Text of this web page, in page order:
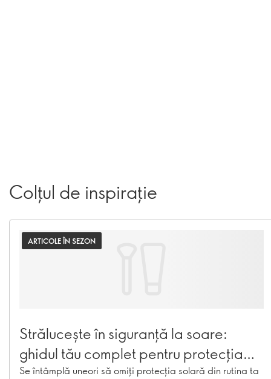
Colțul de inspirație
ARTICOLE ÎN SEZON
Strălucește în siguranță la soare:
ghidul tău complet pentru protecția
solară
Se întâmplă uneori să omiți protecția solară din rutina ta